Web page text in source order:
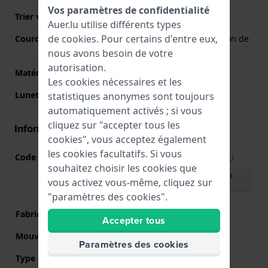
Trier verre
Minéral enduit saphir
Couronne
Couronne avec capuchon de
protection
Matérielle lunette
Lunette tournante
Aucun - Corrigé
Informations mouvement
Code Mouvement NH35 (Voir les spécifications )
Télécharger le manuel
(English)
Fabricant de mouvement
Seiko Instruments Inc.
Mouvement suisse
Non
Type d'affichage
Analogique
Vos paramètres de confidentialité
Auer.lu utilise différents types
de cookies. Pour certains d'entre eux,
nous avons besoin de votre
autorisation.
Les cookies nécessaires et les
statistiques anonymes sont toujours
automatiquement activés ; si vous
cliquez sur "accepter tous les
cookies", vous acceptez également
les cookies facultatifs. Si vous
souhaitez choisir les cookies que
vous activez vous-même, cliquez sur
"paramètres des cookies".
Accepter tous
Paramètres des cookies